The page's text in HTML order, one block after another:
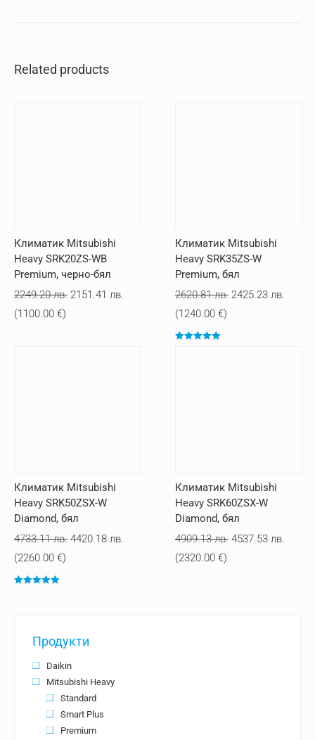
Related products
Климатик Mitsubishi
Heavy SRK20ZS-WB
Premium, черно-бял
2249.20лв. Original
2151.41 лв.
(1100.00 €)
Климатик Mitsubishi
Heavy SRK35ZS-W
Premium, бял
2620.81лв. Original
2425.23 лв.
(1240.00 €)
Климатик Mitsubishi
Heavy SRK50ZSX-W
Diamond, бял
4733.11лв. Original
4420.18 лв.
(2260.00 €)
Климатик Mitsubishi
Heavy SRK60ZSX-W
Diamond, бял
4909.13лв. Original
4537.53 лв.
(2320.00 €)
Продукти
Daikin
Mitsubishi Heavy
Standard
Smart Plus
Premium